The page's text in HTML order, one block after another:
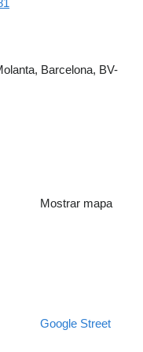
Barcelona, BV-
Mostrar mapa
Google Street